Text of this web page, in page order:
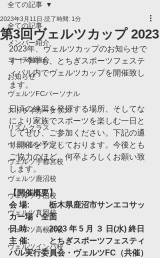
全ての記事
メンバー紹介
コーチ勉強会
お知らせ
ヴェルツFCパーソナル
ストライカークラス
リズムクラス
ヴェルツメソッド
ヴェルツ宇都宮校
ヴェルツ鹿沼校
ヴェルツ小山校
ヴェルツ真岡校
ヴェルツ高根沢校
ヴェルツインパ校
全ての記事
第3回ヴェルツカップ 2023
2023年3月11日 読了時間: 1分
2023年、ヴェルツカップのお知らせで
す！今年も、とちぎスポーツフェステ
ィバル内でヴェルツカップを開催致し
ます。
日頃の練習を発揮する場所、そしてな
により家族でスポーツを楽しむ一日と
してぜひ、ご参加ください。下記の通
り開催を予定しております。今後とも
ご協力のほど、何卒よろしくお願い致
します。
【開催概要】
会 場:	栃木県鹿沼市サンエコサッ
カー場・全面
日 時:	2023 年 5 月 ３ 日(水) 終日
主 催:	とちぎスポーツフェスティ
バル実行委員会・ヴェルツFC（共催）